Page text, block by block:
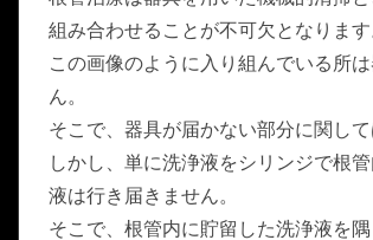
組み合わせることが不可欠となります
この画像のように入り組んでいる所
ん。
そこで、器具が届かない部分に関し
しかし、単に洗浄液をシリンジで根
液は行き届きません。
そこで、根管内に貯留した洗浄液を